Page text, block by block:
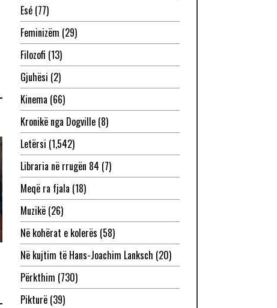
Esé(77)
Feminizëm (29)
Filozofi (13)
Gjuhësi (2)
Kinema (66)
Kronikë nga Dogville(8)
Letërsi (1,542)
Libraria në rrugën 84 (7)
Meqë ra fjala (18)
Muzikë(26)
Në kohërat e kolerës (58)
Në kujtim të Hans-Joachim Lanksch (20)
Përkthim (730)
Pikturë(39)